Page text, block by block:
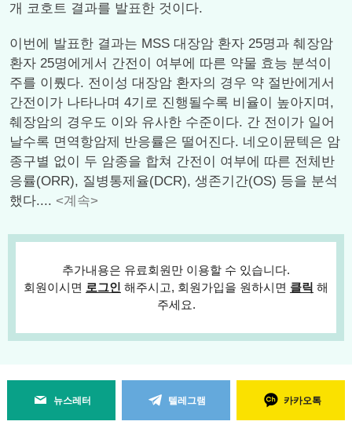
개 코호트 결과를 발표한 것이다.
이번에 발표한 결과는 MSS 대장암 환자 25명과 췌장암
환자 25명에게서 간전이 여부에 따른 약물 효능 분석이
주를 이뤘다. 전이성 대장암 환자의 경우 약 절반에게서
간전이가 나타나며 4기로 진행될수록 비율이 높아지며,
췌장암의 경우도 이와 유사한 수준이다. 간 전이가 일어
날수록 면역항암제 반응률은 떨어진다. 네오이뮨텍은 암
종구별 없이 두 암종을 합쳐 간전이 여부에 따른 전체반
응률(ORR), 질병통제율(DCR), 생존기간(OS) 등을 분석
했다.... <계속>
추가내용은 유료회원만 이용할 수 있습니다.
회원이시면 로그인 해주시고, 회원가입을 원하시면 클릭 해
주세요.
뉴스레터 텔레그램 카카오톡